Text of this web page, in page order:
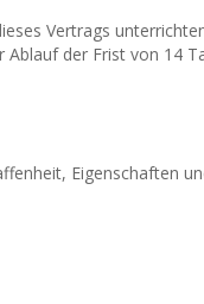
Vertrags
Ablauf der Frist von 14
Eigenschaften